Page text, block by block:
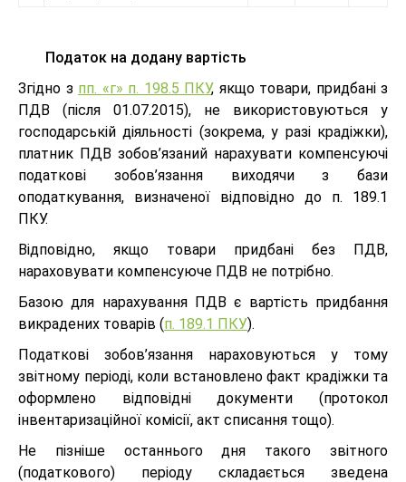
Податок на додану вартість
Згідно з пп. «г» п. 198.5 ПКУ, якщо товари, придбані з
ПДВ (після 01.07.2015), не використовуються у
господарській діяльності (зокрема, у разі крадіжки),
платник ПДВ зобов’язаний нарахувати компенсуючі
податкові зобов’язання виходячи з бази
оподаткування, визначеної відповідно до п. 189.1
ПКУ.
Відповідно, якщо товари придбані без ПДВ,
нараховувати компенсуюче ПДВ не потрібно.
Базою для нарахування ПДВ є вартість придбання
викрадених товарів (п. 189.1 ПКУ).
Податкові зобов’язання нараховуються у тому
звітному періоді, коли встановлено факт крадіжки та
оформлено відповідні документи (протокол
інвентаризаційної комісії, акт списання тощо).
Не пізніше останнього дня такого звітного
(податкового) періоду складається зведена